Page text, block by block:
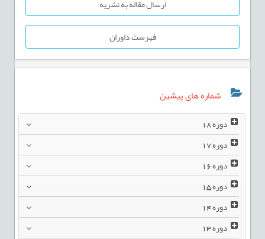
ارسال مقاله به نشریه
فهرست داوران
شماره های پیشین
دوره18
دوره17
دوره16
دوره15
دوره14
دوره13